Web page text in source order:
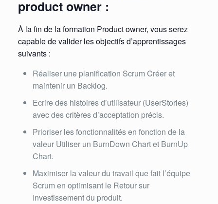
product owner :
À la fin de la formation Product owner, vous serez
capable de valider les objectifs d’apprentissages
suivants :
Réaliser une planification Scrum Créer et
maintenir un Backlog.
Ecrire des histoires d’utilisateur (UserStories)
avec des critères d’acceptation précis.
Prioriser les fonctionnalités en fonction de la
valeur Utiliser un BurnDown Chart et BurnUp
Chart.
Maximiser la valeur du travail que fait l’équipe
Scrum en optimisant le Retour sur
Investissement du produit.